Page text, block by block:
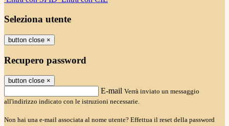
Seleziona utente
button close ×
Recupero password
button close ×
E-mail Verrà inviato un messaggio
all'indirizzo indicato con le istruzioni necessarie.
Non hai una e-mail associata al nome utente? Effettua il reset della password